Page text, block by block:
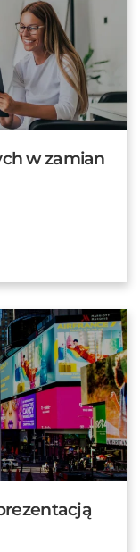
w zamian